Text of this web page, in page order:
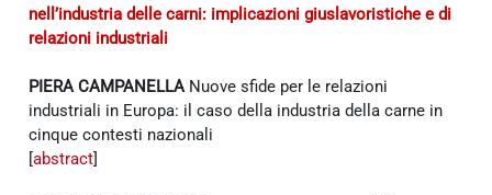
nell’industria delle carni: implicazioni giuslavoristiche e di
relazioni industriali
PIERA CAMPANELLANuove sfide per le relazioni
industriali in Europa: il caso della industria della carne in
cinque contesti nazionali
[abstract]